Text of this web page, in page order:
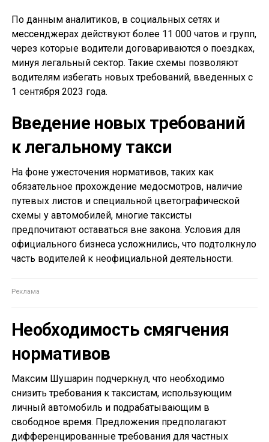
По данным аналитиков, в социальных сетях и
мессенджерах действуют более 11 000 чатов и групп,
через которые водители договариваются о поездках,
минуя легальный сектор. Такие схемы позволяют
водителям избегать новых требований, введенных с
1 сентября 2023 года.
Введение новых требований
к легальному такси
На фоне ужесточения нормативов, таких как
обязательное прохождение медосмотров, наличие
путевых листов и специальной цветографической
схемы у автомобилей, многие таксисты
предпочитают оставаться вне закона. Условия для
официального бизнеса усложнились, что подтолкнуло
часть водителей к неофициальной деятельности.
Необходимость смягчения
нормативов
Максим Шушарин подчеркнул, что необходимо
снизить требования к таксистам, использующим
личный автомобиль и подрабатывающим в
свободное время. Предложения предполагают
дифференцированные требования для частных